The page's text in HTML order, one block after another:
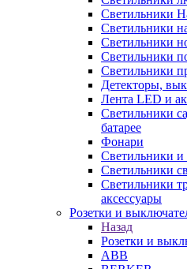
Светильники
Светильники
Светильники
Светильники
Светильники
Детекторы,
Лента LED и
Светильники
батарее
Фонари
Светильники
Светильники
Светильники
аксессуары
Розетки и
Назад
Розетки и
ABB